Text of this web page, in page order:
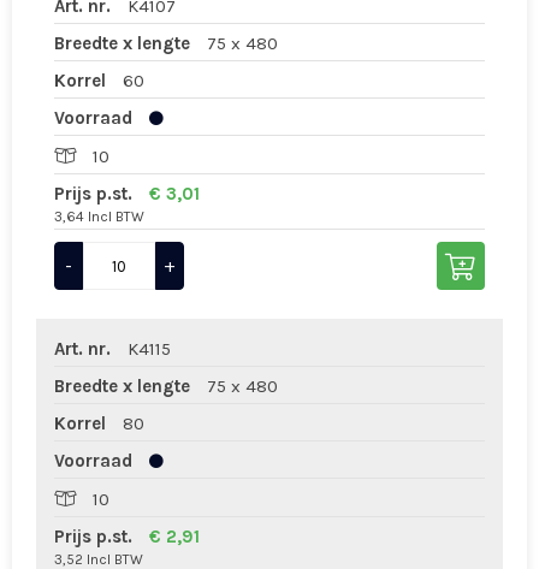
Art. nr.
K4107
Breedte x lengte
75 x 480
Korrel
60
Voorraad
10
Prijs p.st.
€ 3,01
3,64 Incl BTW
- +
Art. nr.
K4115
Breedte x lengte
75 x 480
Korrel
80
Voorraad
10
Prijs p.st.
€ 2,91
3,52 Incl BTW